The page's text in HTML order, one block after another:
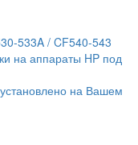
533A / CF540-543
на аппараты HP под
на Вашем